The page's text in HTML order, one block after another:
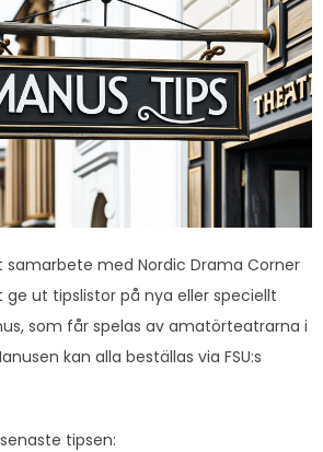
samarbete med Nordic Drama Corner
ut tipslistor på nya eller speciellt
som får spelas av amatörteatrarna i
kan alla beställas via FSU:s
tipsen: